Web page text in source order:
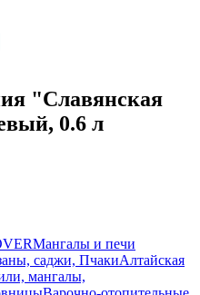
"Славянская
0.6 л
Мангалы и печи
саджи, ПчакиАлтайская
мангалы,